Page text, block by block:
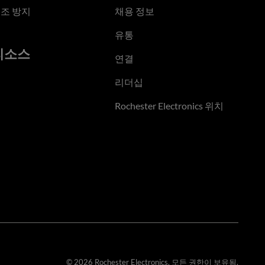
방지
소스
채용 정보
유통
연결
리더십
Rochester Electronics 위치
© 2026 Rochester Electronics. 모든 권한이 보유됨.